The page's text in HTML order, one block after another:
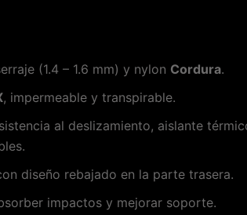
(1.4 – 1.6 mm) y nylon Cordura.
, impermeable y transpirable.
al deslizamiento, aislante
diseño rebajado en la parte trasera.
impactos y mejorar soporte.